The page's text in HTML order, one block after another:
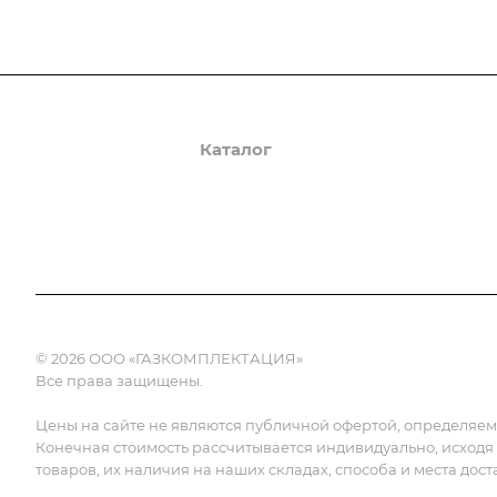
Каталог
© 2026 ООО «ГАЗКОМПЛЕКТАЦИЯ»
Все права защищены.
Цены на сайте не являются публичной офертой,
Конечная стоимость рассчитывается индивидуально,
товаров, их наличия на наших складах, способа и места